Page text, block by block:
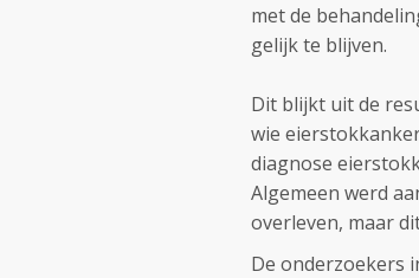
met de
gelijk te blijven.
Dit blijkt uit de
wie
diagnose
Algemeen werd
overleven, maar
De onderzoekers